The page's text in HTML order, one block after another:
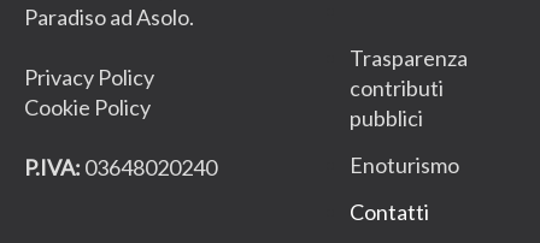
Paradiso ad Asolo.
Privacy Policy
Cookie Policy
P.IVA: 03648020240
Trasparenza
contributi
pubblici
Enoturismo
Contatti